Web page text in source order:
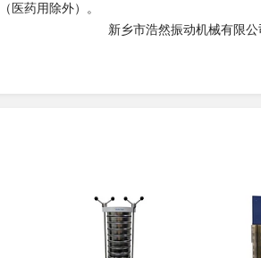
用不锈钢
然振动机械有限公